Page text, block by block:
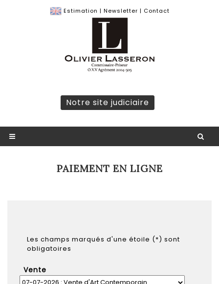
Estimation | Newsletter | Contact
Notre site judiciaire
PAIEMENT EN LIGNE
Les champs marqués d'une étoile (*) sont
obligatoires
Vente